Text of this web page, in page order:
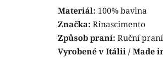
Materiál: 100% bavlna
Značka: Rinascimento
Způsob praní: Ruční praní
Vyrobené v Itálii / Made